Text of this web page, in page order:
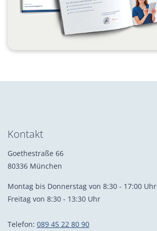
Kontakt
Goethestraße 66
80336 München
Montag bis Donnerstag von 8:30 - 17:00 Uhr
Freitag von 8:30 - 13:30 Uhr
Telefon: 089 45 22 80 90